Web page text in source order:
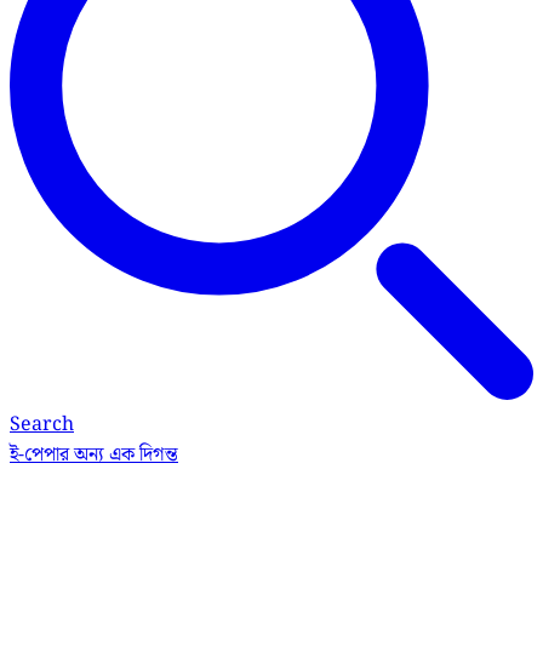
Search
ই-পেপারঅন্য এক দিগন্ত